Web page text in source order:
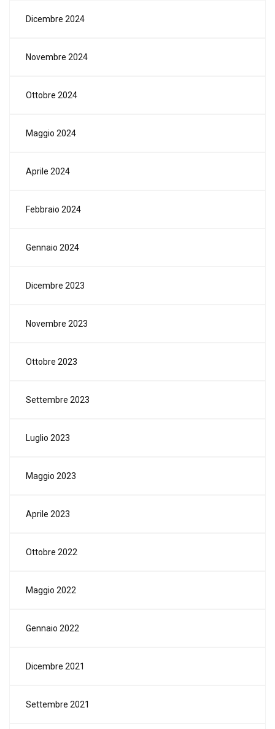
Dicembre 2024
Novembre 2024
Ottobre 2024
Maggio 2024
Aprile 2024
Febbraio 2024
Gennaio 2024
Dicembre 2023
Novembre 2023
Ottobre 2023
Settembre 2023
Luglio 2023
Maggio 2023
Aprile 2023
Ottobre 2022
Maggio 2022
Gennaio 2022
Dicembre 2021
Settembre 2021